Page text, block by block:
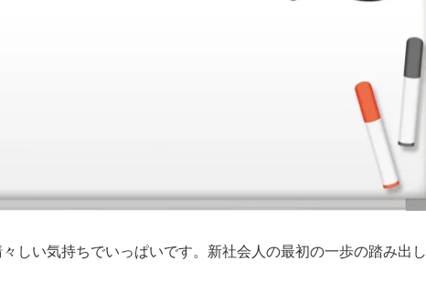
しい気持ちでいっぱいです。新社会人の最初の一歩の踏み出し